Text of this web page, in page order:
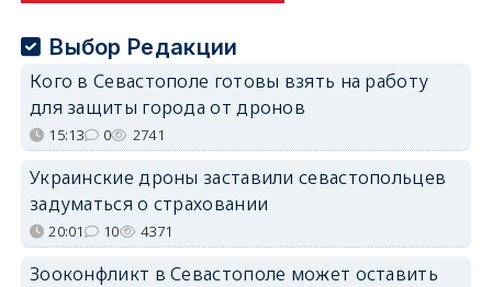
Выбор Редакции
Кого в Севастополе готовы взять на работу
для защиты города от дронов
15:13 0 2741
Украинские дроны заставили севастопольцев
задуматься о страховании
20:01 10 4371
Зооконфликт в Севастополе может оставить